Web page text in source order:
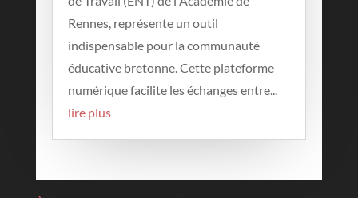
Rennes, représente un outil
indispensable pour la communauté
éducative bretonne. Cette plateforme
numérique facilite les échanges entre...
lire plus
Contactez-nous
Contact
Mentions légales